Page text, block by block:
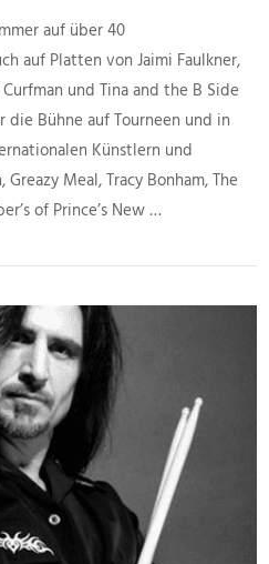
POST
auf über 40
auf Platten von Jaimi Faulkner,
und Tina and the B Side
Bühne auf Tourneen und in
Künstlern und
Meal, Tracy Bonham, The
of Prince’s New …